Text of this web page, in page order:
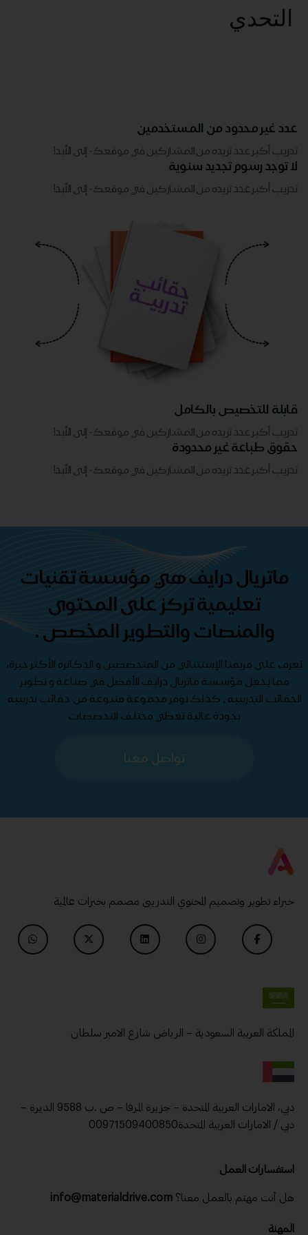
التحدي
عدد غير محدود من المستخدمين
تدريب أكبر عدد تريده من المشاركين في موقعك - ​​إلى الأبد!
لا توجد رسوم تجديد سنوية
تدريب أكبر عدد تريده من المشاركين في موقعك - ​​إلى الأبد!
قابلة للتخصيص بالكامل
تدريب أكبر عدد تريده من المشاركين في موقعك - ​​إلى الأبد!
حقوق طباعة غير محدودة
تدريب أكبر عدد تريده من المشاركين في موقعك - ​​إلى الأبد!
ماتريال درايف هي مؤسسة تقنيات
تعليمية تركز على المحتوى
والمنصات والتطوير المخصص .
تعرف على فريقنا الإستثنائي من المتخصصين و الدكاترة الأكثر خبرة،
مما يجعل مؤسسة ماتريال درايف الأفضل في صناعة و تطوير
الحقائب التدريبية , كذلك نوفر مجموعة متنوعة من حقائب تدريبية
بجودة عالية تغطي مختلف التخصصات
تواصل معنا
خبراء تطوير وتصميم المحتوي التدريبى مصمم بخبرات عالمية
المملكة العربية السعودية – الرياض شارع الامير سلطان
دبي، الامارات العربية المتحدة – جزيرة المرفا – ص .ب 9588 الديرة –
دبي / الامارات العربية المتحدة00971509400850
استفسارات العمل
هل أنت مهتم بالعمل معنا؟ info@materialdrive.com
المهنة